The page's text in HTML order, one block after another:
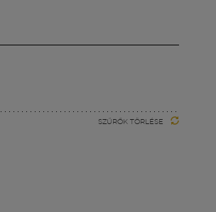
SZŰRŐK TÖRLÉSE